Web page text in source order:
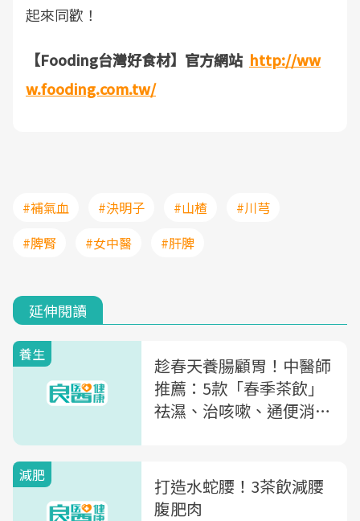
起來同歡！
【Fooding台灣好食材】官方網站 http://ww
w.fooding.com.tw/
#補氣血 #決明子 #山楂
#川芎
#脾腎
#女中醫 #肝脾
延伸閱讀
養生
趁春天養腸顧胃！中醫師
推薦：5款「春季茶飲」
祛濕、治咳嗽、通便消脹
減肥
打造水蛇腰！3茶飲減腰
腹肥肉